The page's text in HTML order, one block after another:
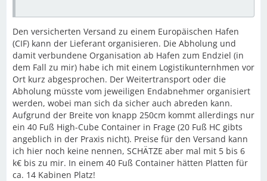
Den versicherten Versand zu einem Europäischen Hafen
(CIF) kann der Lieferant organisieren. Die Abholung und
damit verbundene Organisation ab Hafen zum Endziel (in
dem Fall zu mir) habe ich mit einem Logistikunternhmen vor
Ort kurz abgesprochen. Der Weitertransport oder die
Abholung müsste vom jeweiligen Endabnehmer organisiert
werden, wobei man sich da sicher auch abreden kann.
Aufgrund der Breite von knapp 250cm kommt allerdings nur
ein 40 Fuß High-Cube Container in Frage (20 Fuß HC gibts
angeblich in der Praxis nicht). Preise für den Versand kann
ich hier noch keine nennen, SCHÄTZE aber mal mit 5 bis 6
k€ bis zu mir. In einem 40 Fuß Container hätten Platten für
ca. 14 Kabinen Platz!